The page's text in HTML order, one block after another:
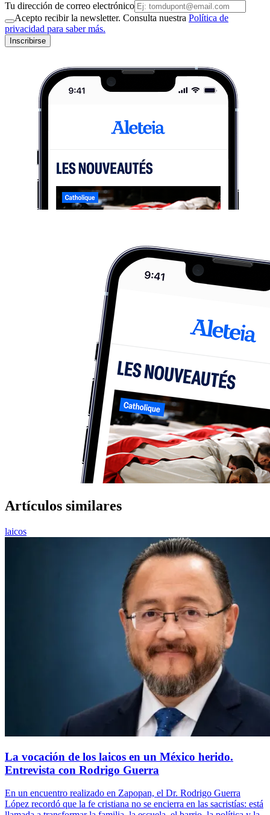
Tu dirección de correo electrónico
Acepto recibir la newsletter. Consulta nuestra Política de
privacidad para saber más.
Inscribirse
Artículos similares
laicos
La vocación de los laicos en un México herido.
Entrevista con Rodrigo Guerra
En un encuentro realizado en Zapopan, el Dr. Rodrigo Guerra
López recordó que la fe cristiana no se encierra en las sacristías: está